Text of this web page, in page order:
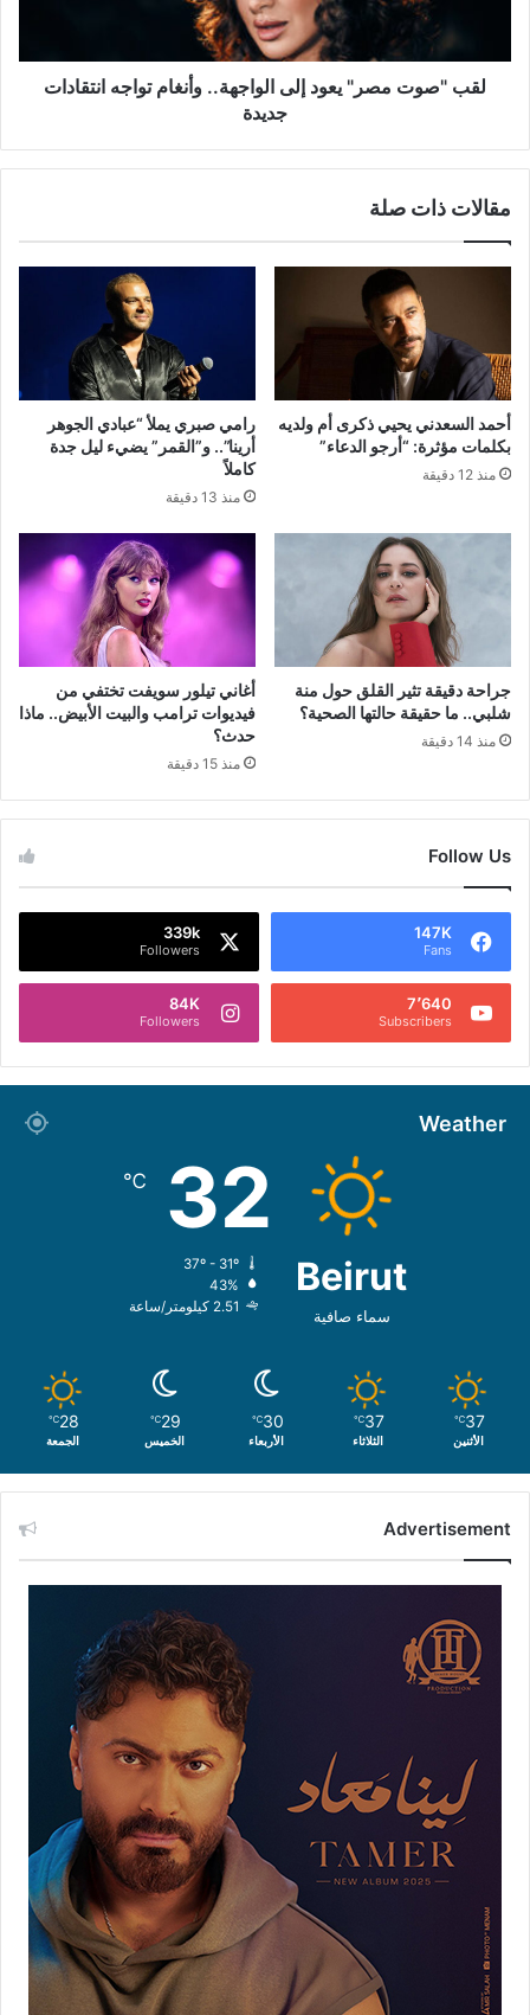
انتقادات
جديدةلقب "صوت مصر" يعود إلى الواجهة.. وأنغام تواجه انتقادات
جديدة
مقالات ذات صلة
أحمد السعدني يحيي ذكرى أم ولديه
بكلمات مؤثرة: “أرجو الدعاء”
منذ 12 دقيقة
رامي صبري يملأ “عبادي الجوهر
أرينا”.. و”القمر” يضيء ليل جدة
كاملاً
منذ 13 دقيقة
جراحة دقيقة تثير القلق حول منة
شلبي.. ما حقيقة حالتها الصحية؟
منذ 14 دقيقة
أغاني تيلور سويفت تختفي من
فيديوات ترامب والبيت الأبيض.. ماذا
حدث؟
منذ 15 دقيقة
Follow Us
147K
Fans
339k
Followers
7٬640
Subscribers
84K
Followers
Weather
Beirut
سماء صافية
32
℃
43%
2.51 كيلومتر/ساعة
37
℃
الأثنين
37
℃
الثلاثاء
30
℃
الأربعاء
29
℃
الخميس
28
℃
الجمعة
Advertisement